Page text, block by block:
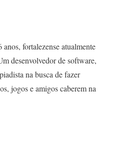
fortalezense atualmente
desenvolvedor de software,
na busca de fazer
jogos e amigos caberem na